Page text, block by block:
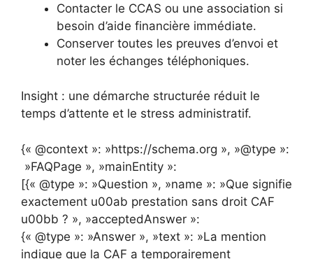
Contacter le CCAS ou une association si
besoin d’aide financière immédiate.
Conserver toutes les preuves d’envoi et
noter les échanges téléphoniques.
Insight : une démarche structurée réduit le
temps d’attente et le stress administratif.
{« @context »: »https://schema.org », »@type »:
»FAQPage », »mainEntity »:
[{« @type »: »Question », »name »: »Que signifie
exactement u00ab prestation sans droit CAF
u00bb ? », »acceptedAnswer »:
{« @type »: »Answer », »text »: »La mention
indique que la CAF a temporairement